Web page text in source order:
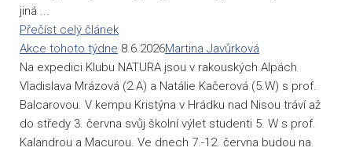
jiná ...
Přečíst celý článek
Akce tohoto týdne 8.6.2026Martina Javůrková
Na expedici Klubu NATURA jsou v rakouských Alpách
Vladislava Mrázová (2.A) a Natálie Kačerová (5.W) s prof.
Balcarovou. V kempu Kristýna v Hrádku nad Nisou tráví až
do středy 3. června svůj školní výlet studenti 5. W s prof.
Kalandrou a Macurou. Ve dnech 7.-12. června budou na